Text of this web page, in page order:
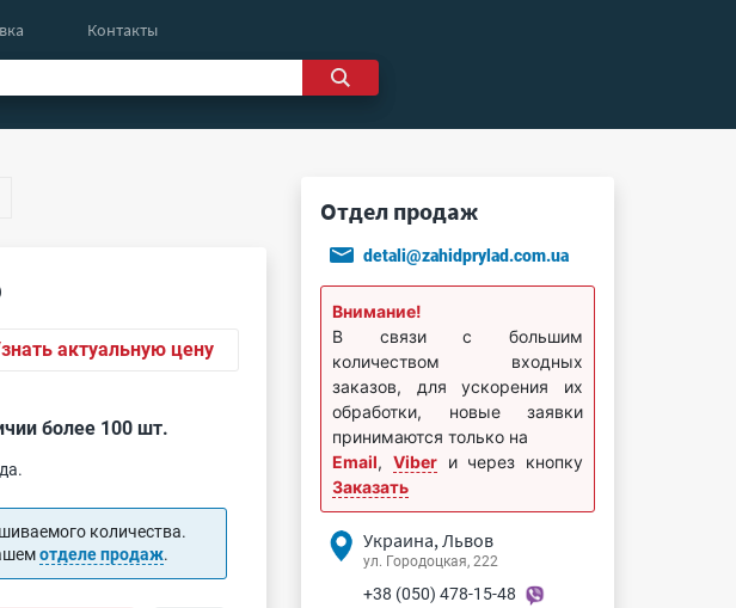
Контакты
актуальную цену
более 100 шт.
количества.
отделе продаж.
Отдел продаж
detali@zahidprylad.com.ua
Внимание!
В связи с большим
количеством входных
заказов, для ускорения их
обработки, новые заявки
принимаются только на
Email, Viberи через кнопку
Заказать
Украина, Львов
ул. Городоцкая, 222
+38 (050) 478-15-48